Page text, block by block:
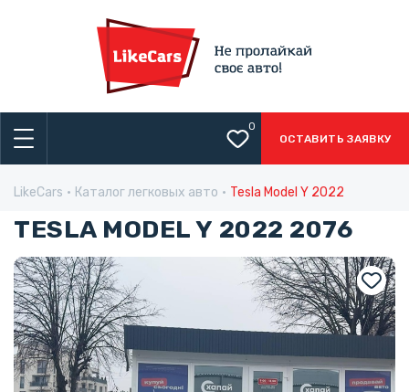
0
ОСТАВИТЬ ЗАЯВКУ
LikeCars Каталог легковых авто Tesla Model Y 2022
TESLA MODEL Y 2022 2076